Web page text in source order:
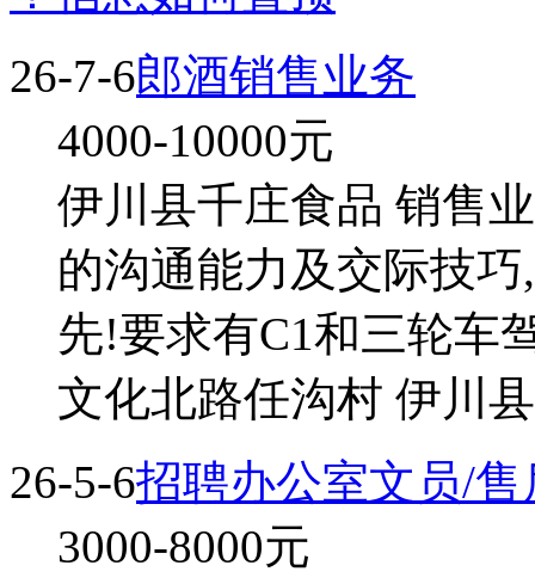
26-7-6郎酒销售业务
4000-10000元
伊川县千庄食品 销售
的沟通能力及交际技
先!要求有C1和三轮车
文化北路任沟村 伊川
26-5-6招聘办公室文员/售
3000-8000元